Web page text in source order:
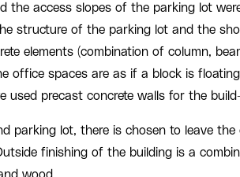
the access slopes of the parking lot
structure of the parking lot and the
elements (combination of column,
office spaces are as if a block is
used precast concrete walls for the
parking lot, there is chosen to leave the
finishing of the building is a